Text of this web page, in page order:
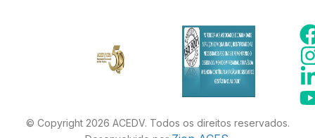
© Copyright 2026 ACEDV. Todos os direitos reservados.